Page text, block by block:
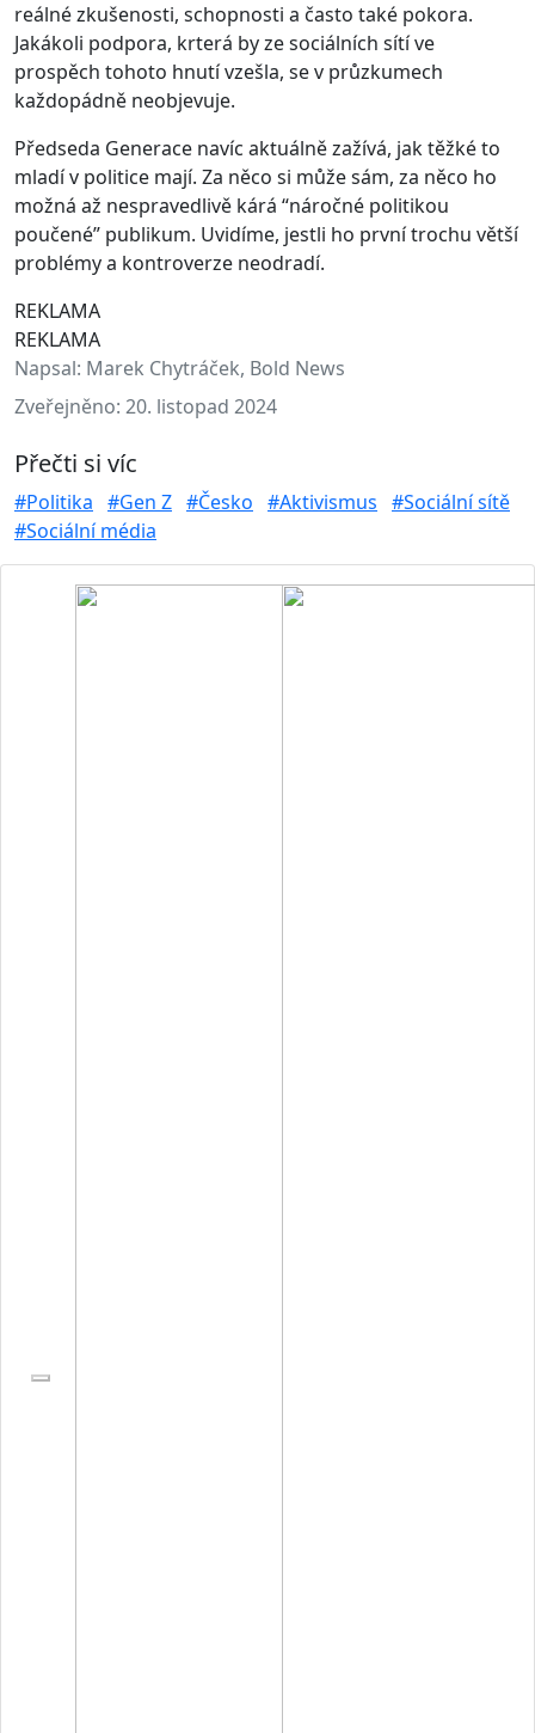
reálné zkušenosti, schopnosti a často také pokora.
Jakákoli podpora, krterá by ze sociálních sítí ve
prospěch tohoto hnutí vzešla, se v průzkumech
každopádně neobjevuje.
Předseda Generace navíc aktuálně zažívá, jak těžké to
mladí v politice mají. Za něco si může sám, za něco ho
možná až nespravedlivě kárá “náročné politikou
poučené” publikum. Uvidíme, jestli ho první trochu větší
problémy a kontroverze neodradí.
REKLAMA
REKLAMA
Napsal: Marek Chytráček, Bold News
Zveřejněno: 20. listopad 2024
Přečti si víc
#Politika #Gen Z #Česko #Aktivismus #Sociální sítě
#Sociální média